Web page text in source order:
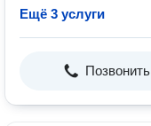
Ещё 3 услуги
Позвонить